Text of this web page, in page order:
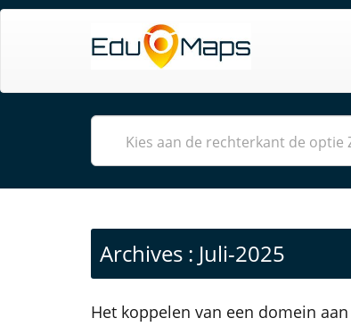
Archives : Juli-2025
Het koppelen van een domein